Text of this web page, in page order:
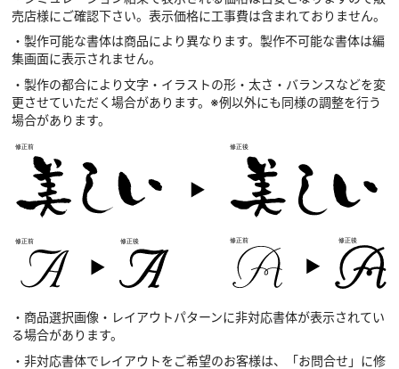
売店様にご確認下さい。表示価格に工事費は含まれておりません。
・製作可能な書体は商品により異なります。製作不可能な書体は編
集画面に表示されません。
・製作の都合により文字・イラストの形・太さ・バランスなどを変
更させていただく場合があります。※例以外にも同様の調整を行う
場合があります。
・商品選択画像・レイアウトパターンに非対応書体が表示されてい
る場合があります。
・非対応書体でレイアウトをご希望のお客様は、「お問合せ」に修